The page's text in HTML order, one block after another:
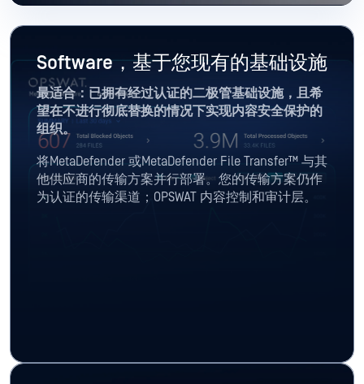
Software，基于您现有的基础设施
最适合：已拥有经过认证的二极管基础设施，且希
望在不进行彻底替换的情况下实现内容安全保护的
组织。
将MetaDefender 或MetaDefender File Transfer™ 与其
他供应商的传输方案并行部署。您的传输方案仍作
为认证的传输渠道；OPSWAT 内容控制和审计层。